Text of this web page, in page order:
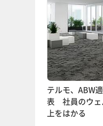
テルモ、ABW
表 社員のウェ
上をはかる